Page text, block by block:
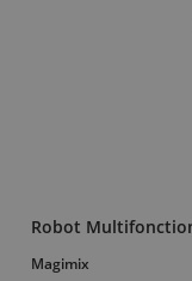
Robot
Magimix